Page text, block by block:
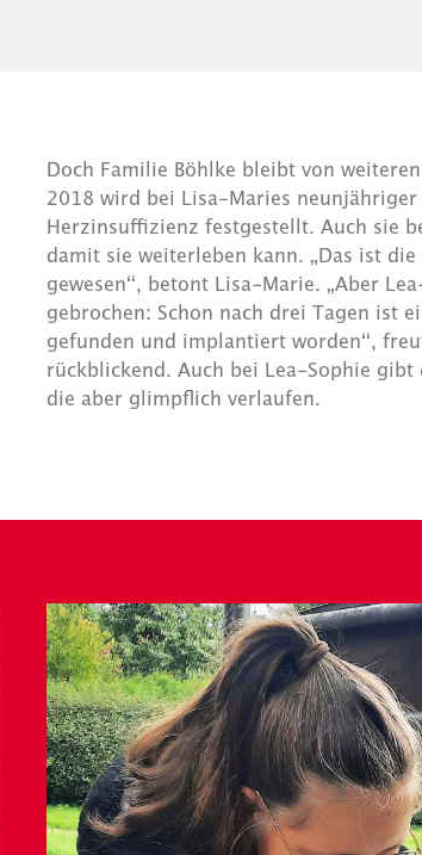
Doch Familie Böhlke bleibt von
2018 wird bei Lisa-Maries neunjähriger
Herzinsuffizienz festgestellt. Auch sie
damit sie weiterleben kann. „Das ist
gewesen“, betont Lisa-Marie. „Aber
gebrochen: Schon nach drei Tagen ist
gefunden und implantiert worden“,
rückblickend. Auch bei Lea-Sophie
die aber glimpflich verlaufen.